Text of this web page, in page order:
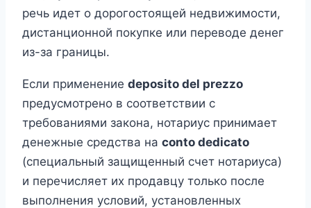
речь идет о дорогостоящей недвижимости,
дистанционной покупке или переводе денег
из-за границы.
Если применение deposito del prezzo
предусмотрено в соответствии с
требованиями закона, нотариус принимает
денежные средства на conto dedicato
(специальный защищенный счет нотариуса)
и перечисляет их продавцу только после
выполнения условий, установленных